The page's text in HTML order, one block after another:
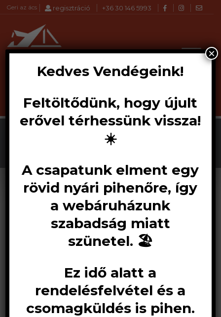
Geri az ács regisztráció +36 30 146 5993
Products
KERESÉS
Kedves Vendégeink!
Feltöltődünk, hogy újult
erővel térhessünk vissza!
☀️
A csapatunk elment egy
rövid nyári pihenőre, így
a webáruházunk
szabadság miatt
szünetel. 🏖️
Ez idő alatt a
rendelésfelvétel és a
csomagküldés is pihen.
×